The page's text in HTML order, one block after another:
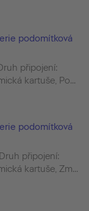
podomítková
připojení:
kartuše, Po...
podomítková
připojení:
kartuše, Zm...